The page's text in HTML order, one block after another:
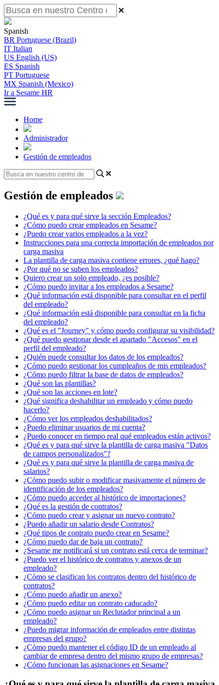
Spanish
BR Portuguese (Brazil)
IT Italian
US English (US)
ES Spanish
PT Portuguese
MX Spanish (Mexico)
Ir a Sesame HR
Home
Administrador
Gestión de empleados
Gestión de empleados
¿Qué es y para qué sirve la sección Empleados?
¿Cómo puedo crear empleados en Sesame?
¿Puedo crear varios empleados a la vez?
Instrucciones para una correcta importación de empleados por
carga masiva
La plantilla de carga masiva contiene errores, ¿qué hago?
¿Por qué no se suben los empleados?
Quiero crear un solo empleado, ¿es posible?
¿Cómo puedo invitar a los empleados a Sesame?
¿Qué información está disponible para consultar en el perfil
del empleado?
¿Qué información está disponible para consultar en la ficha
del empleado?
¿Qué es el "Journey" y cómo puedo configurar su visibilidad?
¿Qué puedo gestionar desde el apartado "Accesos" en el
perfil del empleado?
¿Quién puede consultar los datos de los empleados?
¿Cómo puedo gestionar los cumpleaños de mis empleados?
¿Cómo puedo filtrar la base de datos de empleados?
¿Qué son las plantillas?
¿Qué son las acciones en lote?
¿Qué significa deshabilitar un empleado y cómo puedo
hacerlo?
¿Cómo ver los empleados deshabilitados?
¿Puedo eliminar usuarios de mi cuenta?
¿Puedo conocer en tiempo real qué empleados están activos?
¿Qué es y para qué sirve la plantilla de carga masiva "Datos
de campos personalizados"?
¿Qué es y para qué sirve la plantilla de carga masiva de
salarios?
¿Cómo puedo subir o modificar masivamente el número de
identificación de los empleados?
¿Cómo puedo acceder al histórico de importaciones?
¿Qué es la gestión de contratos?
¿Cómo puedo crear y asignar un nuevo contrato?
¿Puedo añadir un salario desde Contratos?
¿Qué tipos de contrato puedo crear en Sesame?
¿Cómo puedo dar de baja un contrato?
¿Sesame me notificará si un contrato está cerca de terminar?
¿Puedo ver el histórico de contratos y anexos de un
empleado?
¿Cómo se clasifican los contratos dentro del histórico de
contratos?
¿Cómo puedo añadir un anexo?
¿Cómo puedo editar un contrato caducado?
¿Cómo puedo asignar un Reclutador principal a un
empleado?
¿Puedo migrar información de empleados entre distintas
empresas del grupo?
¿Cómo puedo mantener el código ID de un empleado al
cambiar de empresa dentro del mismo grupo de empresas?
¿Cómo funcionan las asignaciones en Sesame?